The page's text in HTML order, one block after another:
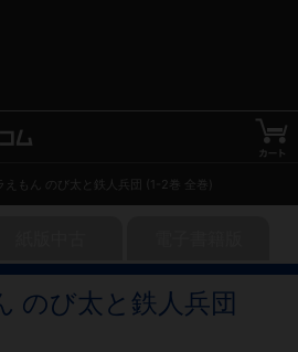
えもん のび太と鉄人兵団 (1-2巻 全巻)
のび太と鉄人兵団